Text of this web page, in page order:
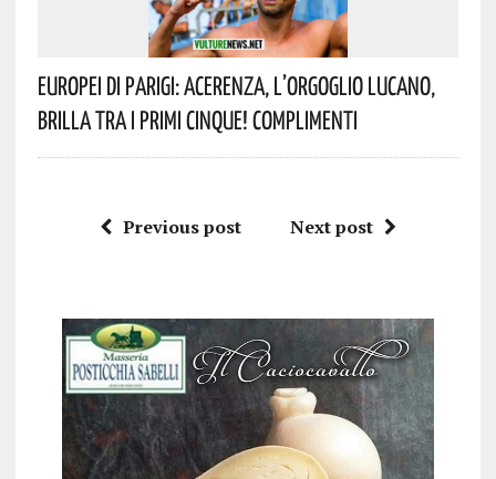
Europei Di Parigi: Acerenza, L’orgoglio Lucano,
Brilla Tra I Primi Cinque! Complimenti
Previous post Next post